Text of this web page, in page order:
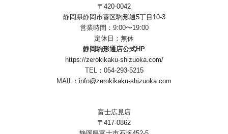
〒420-0042
静岡県静岡市葵区駒形通5丁目10-3
営業時間：9:00〜19:00
定休日：無休
静岡駒形通店公式HP
https://zerokikaku-shizuoka.com/
TEL： 054-293-5215
MAIL： info@zerokikaku-shizuoka.com
富士広見店
〒417-0862